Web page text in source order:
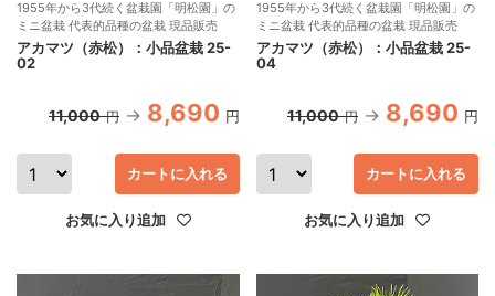
1955年から3代続く盆栽園「明松園」の
ミニ盆栽 代表的品種の盆栽 現品販売
アカマツ（赤松）：小品盆栽 25-
02
11,000 円 8,690 円
カートに入れる
お気に入り追加
1955年から3代続く盆栽園「明松園」の
ミニ盆栽 代表的品種の盆栽 現品販売
アカマツ（赤松）：小品盆栽 25-
04
11,000 円 8,690 円
カートに入れる
お気に入り追加